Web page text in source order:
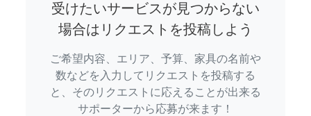
受けたいサービスが見つからない
場合はリクエストを投稿しよう
ご希望内容、エリア、予算、家具の名前や
数などを入力してリクエストを投稿する
と、そのリクエストに応えることが出来る
サポーターから応募が来ます！